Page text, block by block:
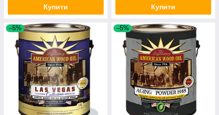
Купити Купити
–5% –5%